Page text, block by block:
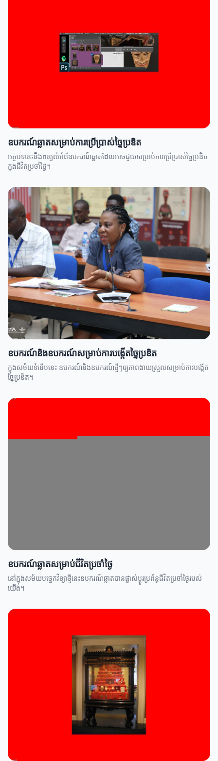
ឧបករណ៍ឆ្លាតសម្រាប់ការប្រើប្រាស់ច្នៃប្រឌិត
អត្ថបទនេះនឹងពន្យល់អំពីឧបករណ៍ឆ្លាតដែលអាចជួយសម្រាប់ការប្រើប្រាស់ច្នៃប្រឌិត
ក្នុងជីវិតប្រចាំថ្ងៃ។
ឧបករណ៍និងឧបករណ៍សម្រាប់ការបង្កើតច្នៃប្រឌិត
ក្នុងសម័យទំនើបនេះ ឧបករណ៍និងឧបករណ៍ថ្មីៗឲ្យភាពងាយស្រួលសម្រាប់ការបង្កើត
ច្នៃប្រឌិត។
ឧបករណ៍ឆ្លាតសម្រាប់ជីវិតប្រចាំថ្ងៃ
នៅក្នុងសម័យបច្ចេកវិទ្យាថ្មីនេះឧបករណ៍ឆ្លាតបានផ្លាស់ប្តូរប្រព័ន្ធជីវិតប្រចាំថ្ងៃរបស់
យើង។